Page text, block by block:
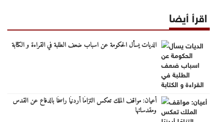
اقرأ أيضا
الديات يسأل الحكومة عن اسباب ضعف الطلبة في القراءة و الكتابة
أعيان: مواقف الملك تعكس التزامًا أردنيًا راسخًا بالدفاع عن القدس
ومقدساتها